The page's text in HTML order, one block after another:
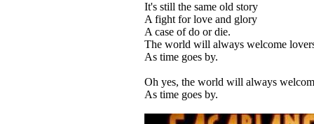
It's still the same old story
A fight for love and glory
A case of do or die.
The world will always welcome
As time goes by.
Oh yes, the world will always
As time goes by.